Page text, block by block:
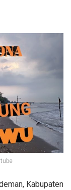
Kabupaten